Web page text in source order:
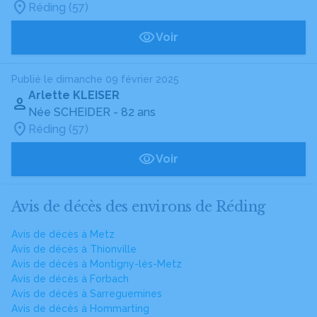
Réding (57)
Voir
Publié le dimanche 09 février 2025
Arlette KLEISER
Née SCHEIDER - 82 ans
Réding (57)
Voir
Avis de décès des environs de Réding
Avis de décès à Metz
Avis de décès à Thionville
Avis de décès à Montigny-lès-Metz
Avis de décès à Forbach
Avis de décès à Sarreguemines
Avis de décès à Hommarting